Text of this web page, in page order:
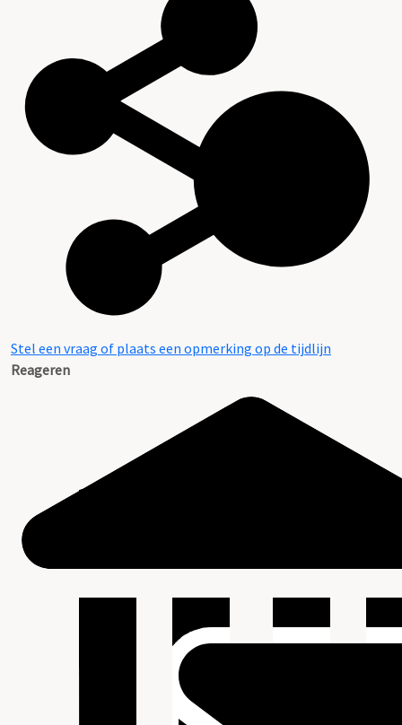
Stel een vraag of plaats een opmerking op de tijdlijn
Reageren